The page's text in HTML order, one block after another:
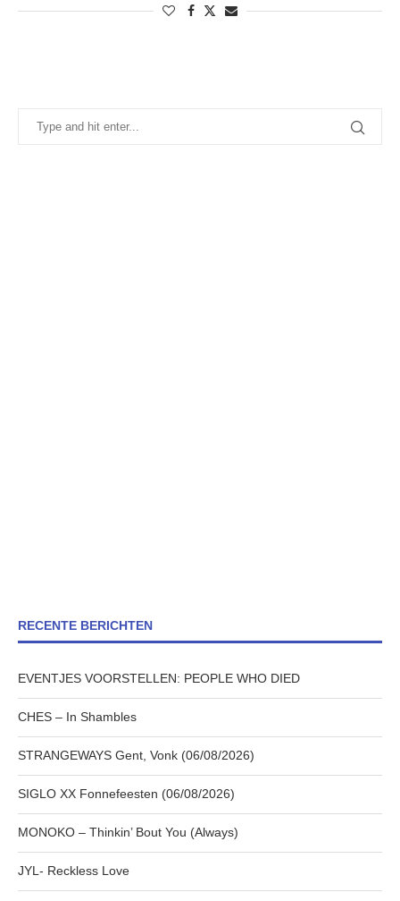
RECENTE BERICHTEN
EVENTJES VOORSTELLEN: PEOPLE WHO DIED
CHES – In Shambles
STRANGEWAYS Gent, Vonk (06/08/2026)
SIGLO XX Fonnefeesten (06/08/2026)
MONOKO – Thinkin’ Bout You (Always)
JYL- Reckless Love